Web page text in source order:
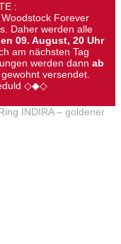
:
Forever
Daher werden alle
09. August, 20 Uhr
am nächsten Tag
werden dann ab
versendet.
◇◆◇
INDIRA – goldener